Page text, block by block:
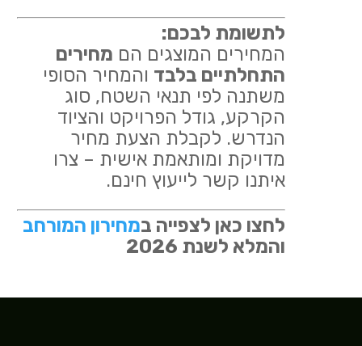
לתשומת לבכם:
המחירים המוצגים הם מחירים
התחלתיים בלבד והמחיר הסופי
משתנה לפי תנאי השטח, סוג
הקרקע, גודל הפרויקט והציוד
הנדרש. לקבלת הצעת מחיר
מדויקת ומותאמת אישית – צרו
איתנו קשר לייעוץ חינם.
לחצו כאן לצפייה במחירון המורחב
והמלא לשנת 2026